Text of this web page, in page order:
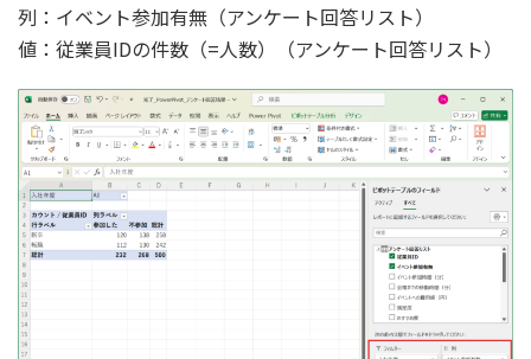
列：イベント参加有無（アンケート回答リスト）
値：従業員IDの件数（=人数）（アンケート回答リスト）